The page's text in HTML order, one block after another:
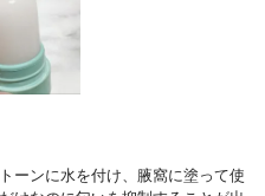
ーンに水を付け、腋窩に塗って使